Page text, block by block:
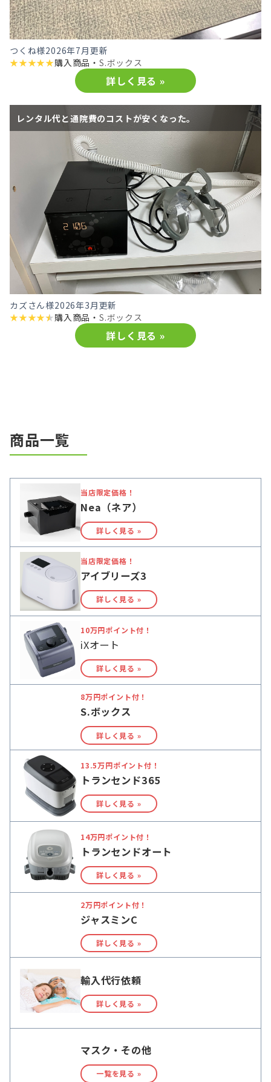
つくね様2026年7月更新
★★★★★購入商品・S.ボックス
詳しく見る »
レンタル代と通院費のコストが安くなった。
カズさん様2026年3月更新
★★★★★購入商品・S.ボックス
詳しく見る »
商品一覧
当店限定価格！
Nea（ネア）
詳しく見る »
当店限定価格！
アイブリーズ3
詳しく見る »
10万円ポイント付！
iXオート
詳しく見る »
8万円ポイント付！
S.ボックス
詳しく見る »
13.5万円ポイント付！
トランセンド365
詳しく見る »
14万円ポイント付！
トランセンドオート
詳しく見る »
2万円ポイント付！
ジャスミンC
詳しく見る »
輸入代行依頼
詳しく見る »
マスク・その他
一覧を見る »